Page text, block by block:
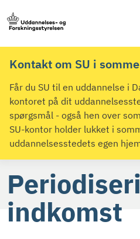
Kontakt om SU i
Får du SU til en uddannelse i
kontoret på dit
spørgsmål - også hen over
SU-kontor holder lukket i
uddannelsesstedets egen
indkomst